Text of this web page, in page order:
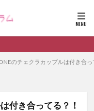
のチェクラカップルは付き合
付き合ってる？！